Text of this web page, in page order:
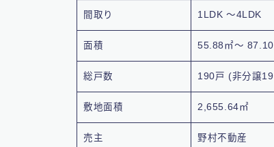
間取り 1LDK ～4LDK
面積 55.88㎡～
総戸数 190戸 (非分譲
敷地面積 2,655.64㎡
売主 野村不動産